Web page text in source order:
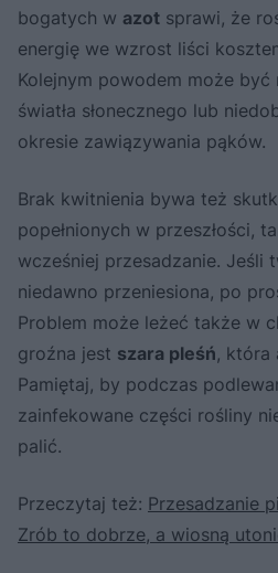
bogatych w azot sprawi, że
energię we wzrost liści
Kolejnym powodem może
światła słonecznego lub
okresie zawiązywania pąków.
Brak kwitnienia bywa też
popełnionych w przeszłości,
wcześniej przesadzanie. Jeśli
niedawno przeniesiona, po
Problem może leżeć także w
groźna jest szara pleśń, która
Pamiętaj, by podczas
zainfekowane części rośliny
palić.
Przeczytaj też: Przesadzanie
Zrób to dobrze, a wiosną